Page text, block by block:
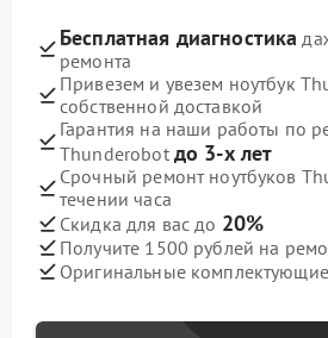
Бесплатная диагностика
ремонта
Привезем и увезем ноутбук
собственной доставкой
Гарантия на наши работы по
Thunderobot до 3-х лет
Срочный ремонт ноутбуков
течении часа
Скидка для вас до 20%
Получите 1500 рублей на
Оригинальные